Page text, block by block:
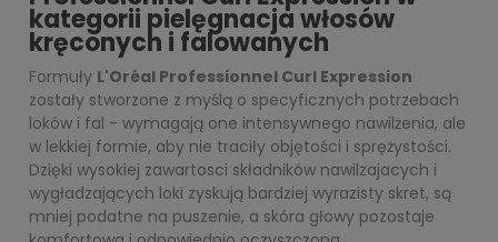
kategorii pielęgnacja włosów
kręconych i falowanych
Formuły L'Oréal Professionnel Curl Expression
zostały stworzone z myślą o specyficznych potrzebach
loków i fal - wymagają one intensywnego nawilżenia, ale
w lekkiej formie, aby nie traciły objętości i sprężystości.
Dzięki wysokiej zawartosci składników nawilzajacych i
wygładzających loki zyskują bardziej wyrazisty skret, są
mniej podatne na puszenie, a skóra głowy pozostaje